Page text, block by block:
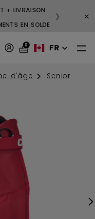
+ LIVRAISON
EN SOLDE
❯ ×
0 FR
d'âge Senior